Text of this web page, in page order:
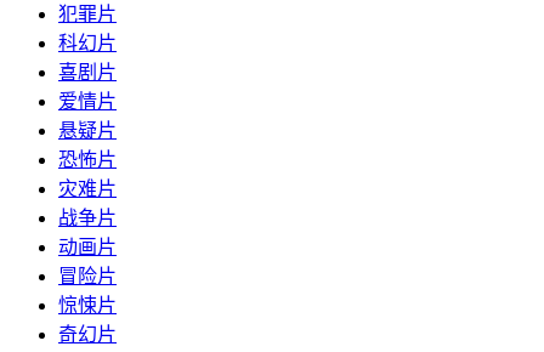
犯罪片
科幻片
喜剧片
爱情片
悬疑片
恐怖片
灾难片
战争片
动画片
冒险片
惊悚片
奇幻片